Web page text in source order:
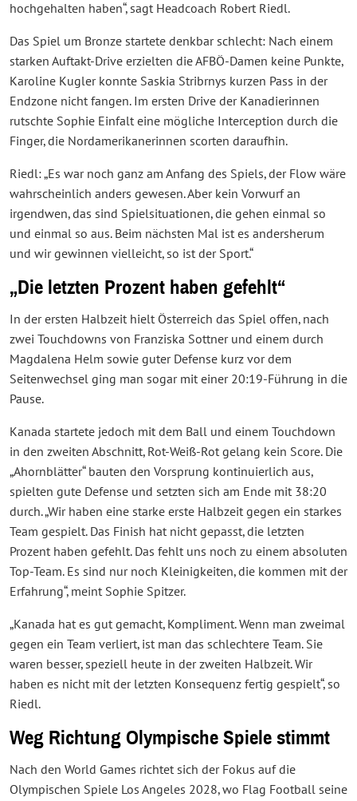
hochgehalten haben“, sagt Headcoach Robert Riedl.
Das Spiel um Bronze startete denkbar schlecht: Nach einem
starken Auftakt-Drive erzielten die AFBÖ-Damen keine Punkte,
Karoline Kugler konnte Saskia Stribrnys kurzen Pass in der
Endzone nicht fangen. Im ersten Drive der Kanadierinnen
rutschte Sophie Einfalt eine mögliche Interception durch die
Finger, die Nordamerikanerinnen scorten daraufhin.
Riedl: „Es war noch ganz am Anfang des Spiels, der Flow wäre
wahrscheinlich anders gewesen. Aber kein Vorwurf an
irgendwen, das sind Spielsituationen, die gehen einmal so
und einmal so aus. Beim nächsten Mal ist es andersherum
und wir gewinnen vielleicht, so ist der Sport.“
„Die letzten Prozent haben gefehlt“
In der ersten Halbzeit hielt Österreich das Spiel offen, nach
zwei Touchdowns von Franziska Sottner und einem durch
Magdalena Helm sowie guter Defense kurz vor dem
Seitenwechsel ging man sogar mit einer 20:19-Führung in die
Pause.
Kanada startete jedoch mit dem Ball und einem Touchdown
in den zweiten Abschnitt, Rot-Weiß-Rot gelang kein Score. Die
„Ahornblätter“ bauten den Vorsprung kontinuierlich aus,
spielten gute Defense und setzten sich am Ende mit 38:20
durch. „Wir haben eine starke erste Halbzeit gegen ein starkes
Team gespielt. Das Finish hat nicht gepasst, die letzten
Prozent haben gefehlt. Das fehlt uns noch zu einem absoluten
Top-Team. Es sind nur noch Kleinigkeiten, die kommen mit der
Erfahrung“, meint Sophie Spitzer.
„Kanada hat es gut gemacht, Kompliment. Wenn man zweimal
gegen ein Team verliert, ist man das schlechtere Team. Sie
waren besser, speziell heute in der zweiten Halbzeit. Wir
haben es nicht mit der letzten Konsequenz fertig gespielt“, so
Riedl.
Weg Richtung Olympische Spiele stimmt
Nach den World Games richtet sich der Fokus auf die
Olympischen Spiele Los Angeles 2028, wo Flag Football seine